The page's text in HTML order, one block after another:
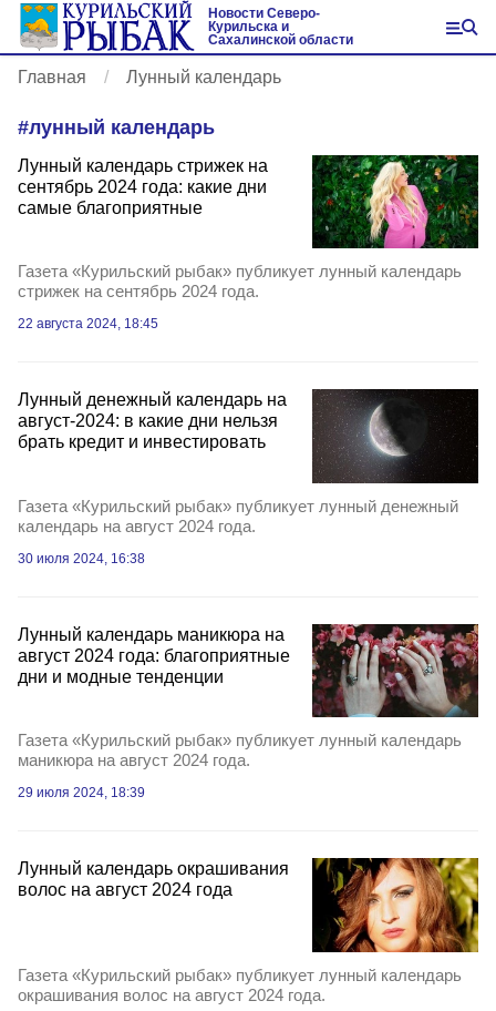
Новости Северо-
Курильска и
Сахалинской области
Главная Лунный календарь
#лунный календарь
Лунный календарь стрижек на
сентябрь 2024 года: какие дни
самые благоприятные
Газета «Курильский рыбак» публикует лунный календарь
стрижек на сентябрь 2024 года.
22 августа 2024, 18:45
Лунный денежный календарь на
август-2024: в какие дни нельзя
брать кредит и инвестировать
Газета «Курильский рыбак» публикует лунный денежный
календарь на август 2024 года.
30 июля 2024, 16:38
Лунный календарь маникюра на
август 2024 года: благоприятные
дни и модные тенденции
Газета «Курильский рыбак» публикует лунный календарь
маникюра на август 2024 года.
29 июля 2024, 18:39
Лунный календарь окрашивания
волос на август 2024 года
Газета «Курильский рыбак» публикует лунный календарь
окрашивания волос на август 2024 года.